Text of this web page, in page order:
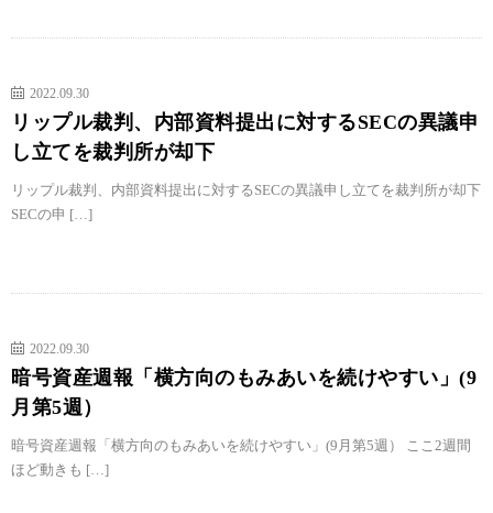
2022.09.30
リップル裁判、内部資料提出に対するSECの異議申
し立てを裁判所が却下
リップル裁判、内部資料提出に対するSECの異議申し立てを裁判所が却下
SECの申 […]
2022.09.30
暗号資産週報「横方向のもみあいを続けやすい」(9
月第5週）
暗号資産週報「横方向のもみあいを続けやすい」(9月第5週） ここ2週間
ほど動きも […]